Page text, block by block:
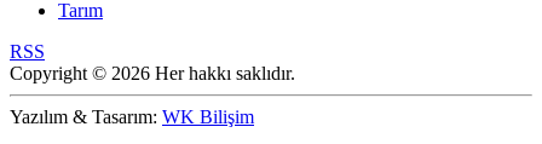
Tarım
RSS
Copyright © 2026 Her hakkı saklıdır.
Yazılım & Tasarım: WK Bilişim